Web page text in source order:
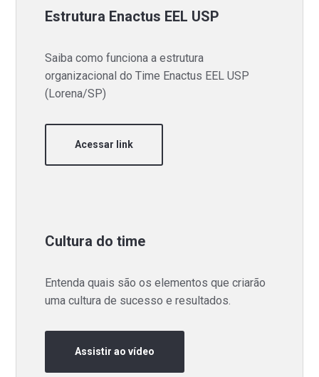
Estrutura Enactus EEL USP
Saiba como funciona a estrutura
organizacional do Time Enactus EEL USP
(Lorena/SP)
Acessar link
Cultura do time
Entenda quais são os elementos que criarão
uma cultura de sucesso e resultados.
Assistir ao vídeo